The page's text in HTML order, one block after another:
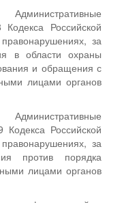
Российской
за
в области охраны
и обращения с
лицами органов
Российской
за
против порядка
лицами органов